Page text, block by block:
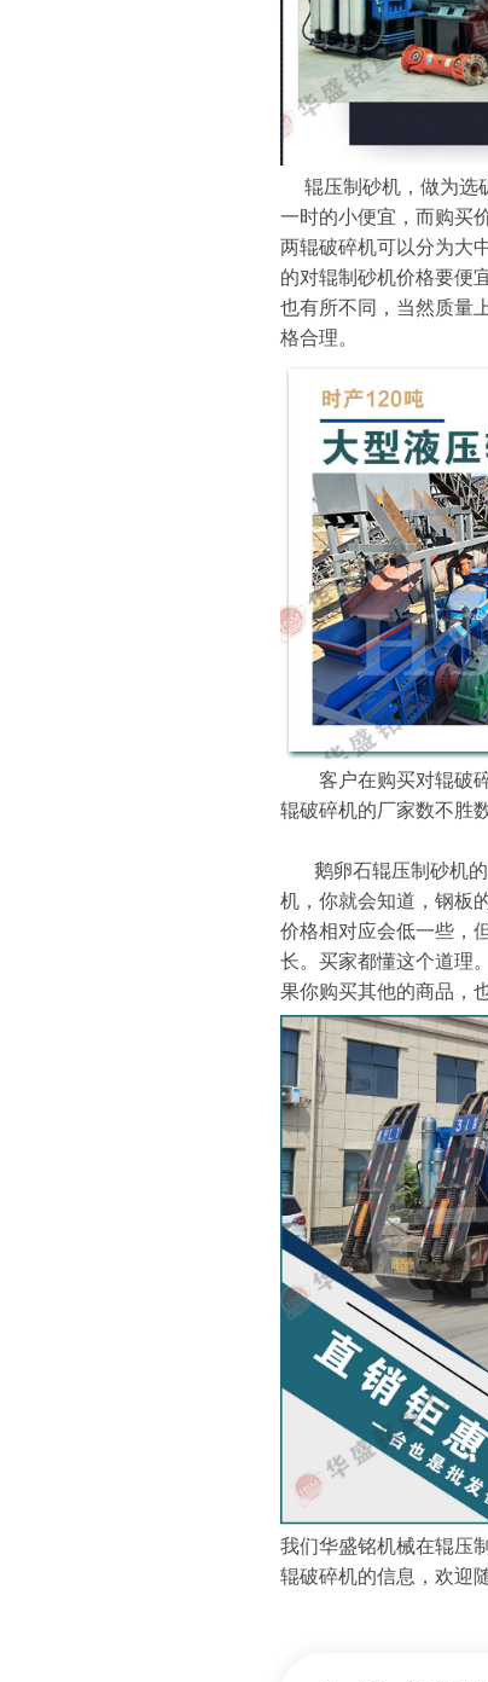
辊压制砂机，做为选
一时的小便宜，而购买
两辊破碎机可以分为大
的对辊制砂机价格要便
也有所不同，当然质量
格合理。
客户在购买对辊破碎
辊破碎机的厂家数不胜
鹅卵石辊压制砂机的
机，你就会知道，钢板
价格相对应会低一些，
长。买家都懂这个道理
果你购买其他的商品，
我们华盛铭机械在辊压
辊破碎机的信息，欢迎